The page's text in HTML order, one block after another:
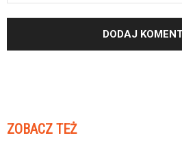
ZOBACZ TEŻ